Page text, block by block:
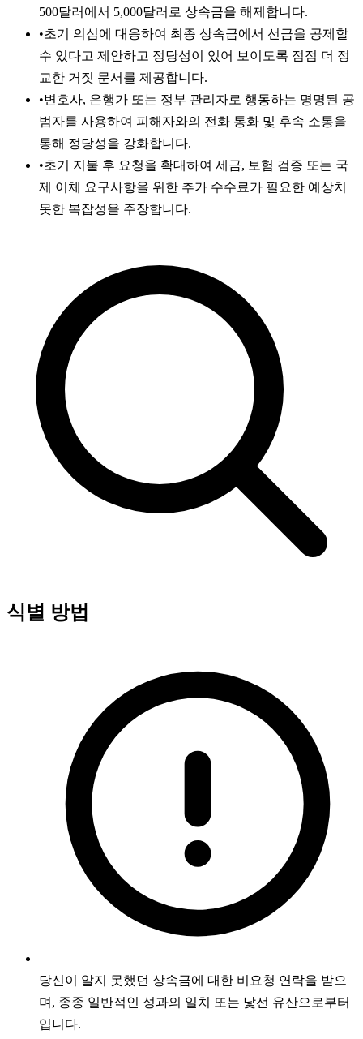
500달러에서 5,000달러로 상속금을 해제합니다.
•초기 의심에 대응하여 최종 상속금에서 선금을 공제할
수 있다고 제안하고 정당성이 있어 보이도록 점점 더 정
교한 거짓 문서를 제공합니다.
•변호사, 은행가 또는 정부 관리자로 행동하는 명명된 공
범자를 사용하여 피해자와의 전화 통화 및 후속 소통을
통해 정당성을 강화합니다.
•초기 지불 후 요청을 확대하여 세금, 보험 검증 또는 국
제 이체 요구사항을 위한 추가 수수료가 필요한 예상치
못한 복잡성을 주장합니다.
식별 방법
당신이 알지 못했던 상속금에 대한 비요청 연락을 받으
며, 종종 일반적인 성과의 일치 또는 낯선 유산으로부터
입니다.